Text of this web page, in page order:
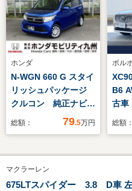
ホンダ
N-WGN 660 G スタイ
リッシュパッケージ
クルコン 純正ナビ
総額： 79.5万円
ボル
B6
古
シ
ビ
ショ
総額：
マクラーレン
675LTスパイダー 3.8 D車